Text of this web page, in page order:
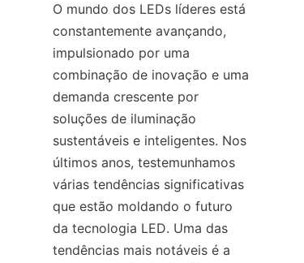
O mundo dos LEDs líderes está
constantemente avançando,
impulsionado por uma
combinação de inovação e uma
demanda crescente por
soluções de iluminação
sustentáveis e inteligentes. Nos
últimos anos, testemunhamos
várias tendências significativas
que estão moldando o futuro
da tecnologia LED. Uma das
tendências mais notáveis é a